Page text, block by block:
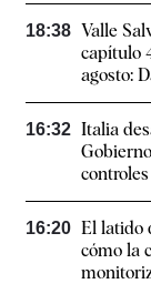
18:38 Valle
capítulo
agosto:
16:32 Italia
16:20 El latido
cómo la